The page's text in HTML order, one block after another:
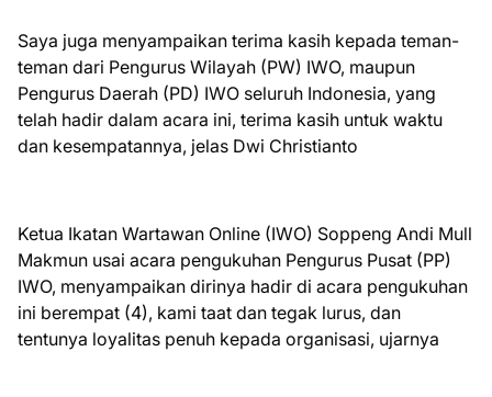
Saya juga menyampaikan terima kasih kepada teman-
teman dari Pengurus Wilayah (PW) IWO, maupun
Pengurus Daerah (PD) IWO seluruh Indonesia, yang
telah hadir dalam acara ini, terima kasih untuk waktu
dan kesempatannya, jelas Dwi Christianto
Ketua Ikatan Wartawan Online (IWO) Soppeng Andi Mull
Makmun usai acara pengukuhan Pengurus Pusat (PP)
IWO, menyampaikan dirinya hadir di acara pengukuhan
ini berempat (4), kami taat dan tegak lurus, dan
tentunya loyalitas penuh kepada organisasi, ujarnya